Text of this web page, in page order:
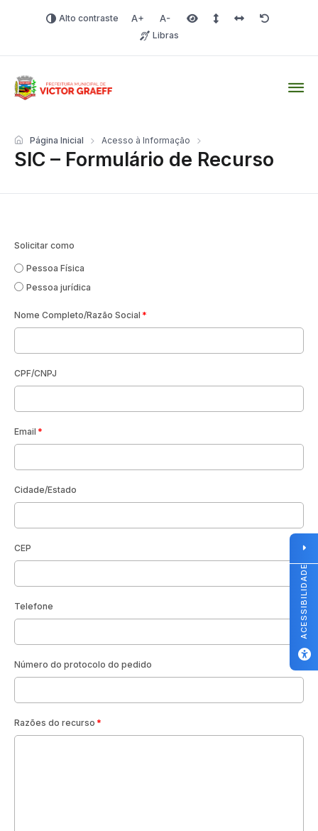
Alto contraste Aumentar fonte
Diminuir fonteÁrea selecionada
Espaçamento de linha
Espaço dos
Redefinir
Libras
SIC – Formulário de Recurso
Página Inicial Acesso à Informação
Solicitar como
Pessoa Física
Pessoa jurídica
Nome Completo/Razão Social
CPF/CNPJ
Email
Cidade/Estado
CEP
Telefone
Número do protocolo do pedido
Razões do recurso
ACESSIBILIDADE